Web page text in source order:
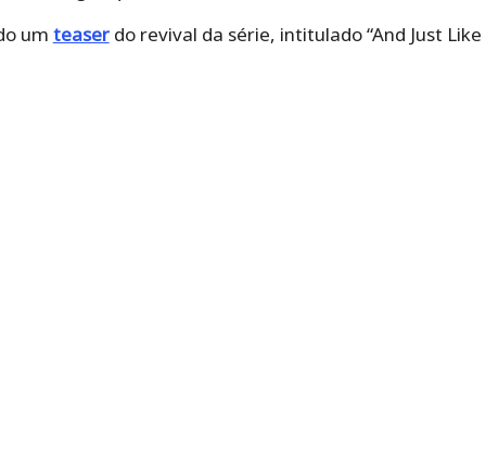
um teaserdo revival da série, intitulado “And Just